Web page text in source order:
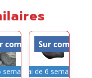
commande
semaines
Sur
Délai de 6 semaines